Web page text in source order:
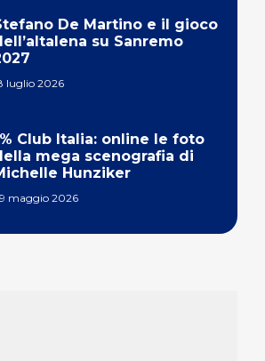
De Martino e il gioco
su Sanremo
luglio 2026
Club Italia: online le foto
mega scenografia di
Hunziker
maggio 2026